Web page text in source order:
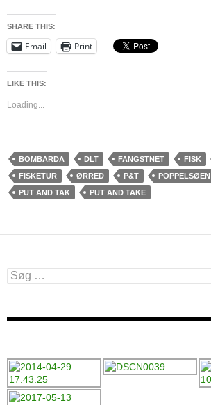
SHARE THIS:
Email Print
LIKE THIS:
Loading...
BOMBARDA DLT FANGSTNET FISK
FISKETUR
ØRRED P&T POPPELSØEN
PUT AND TAK
PUT AND TAKE
Søg
efter: